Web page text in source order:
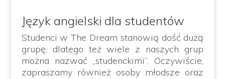
Język angielski dla studentów
Studenci w The Dream stanowią dość dużą
grupę, dlatego też wiele z naszych grup
można nazwać „studenckimi”. Oczywiście,
zapraszamy również osoby młodsze oraz